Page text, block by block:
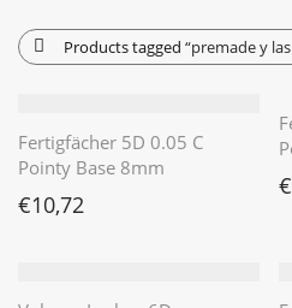
Products tagged “premade y
Fertigfächer 5D 0.05 C
Pointy Base 8mm
€10,72
€